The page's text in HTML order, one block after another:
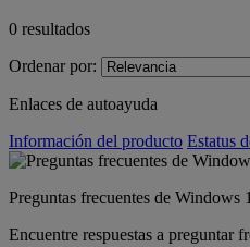
0 resultados
Ordenar por:
Enlaces de autoayuda
Información del producto Estatus
Preguntas frecuentes de Windows
Encuentre respuestas a preguntar